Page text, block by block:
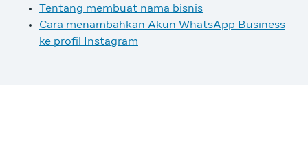
Tentang membuat nama bisnis
Cara menambahkan Akun WhatsApp Business
ke profil Instagram